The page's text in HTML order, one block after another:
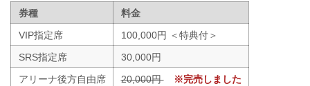
券種
料金
VIP指定席
100,000円 ＜特典付＞
SRS指定席
30,000円
アリーナ後方自由席
20,000円
※完売しました